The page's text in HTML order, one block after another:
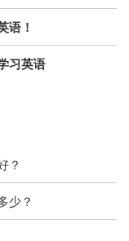
语！
习英语
？
少？